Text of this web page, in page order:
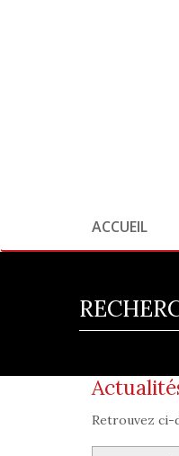
ACCUEIL
Retrouvez ci-